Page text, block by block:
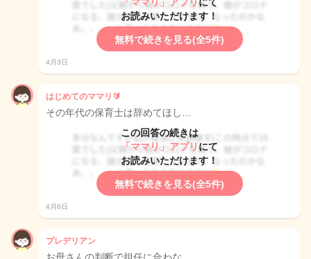
お読みいただけます！
無料で続きを見る(全5件)
4月3日
はじめてのママリ🔰
その年代の保育士は辞めてほし…
この回答の続きは
「ママリ」アプリ にて
お読みいただけます！
無料で続きを見る(全5件)
4月6日
プレデリアン